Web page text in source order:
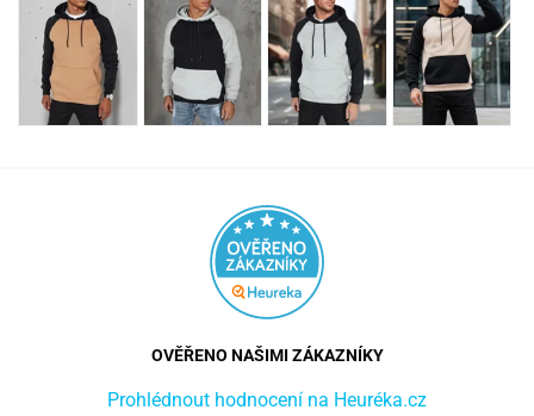
OVĚŘENO NAŠIMI ZÁKAZNÍKY
Prohlédnout hodnocení na Heuréka.cz